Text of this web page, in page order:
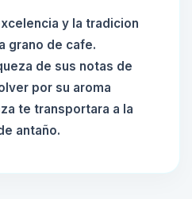
y la tradicion
grano de cafe.
de sus notas de
por su aroma
te transportara a la
antaño.